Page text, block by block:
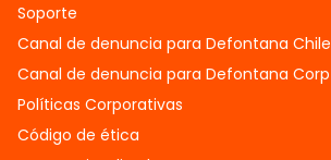
Soporte
Canal de denuncia para Defontana Chile
Canal de denuncia para Defontana Corp
Políticas Corporativas
Código de ética